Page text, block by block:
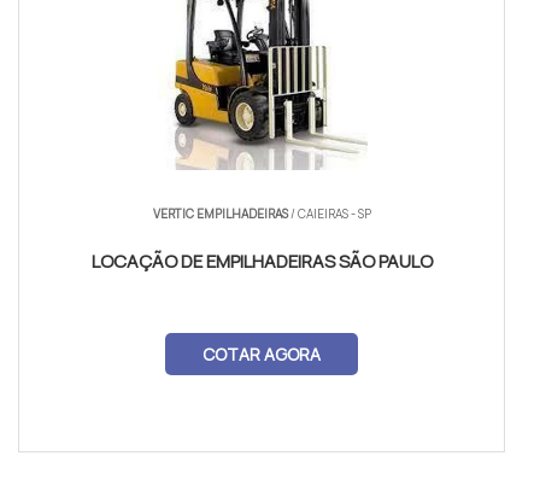
VERTIC EMPILHADEIRAS/ CAIEIRAS - SP
LOCAÇÃO DE EMPILHADEIRAS SÃO PAULO
COTAR AGORA